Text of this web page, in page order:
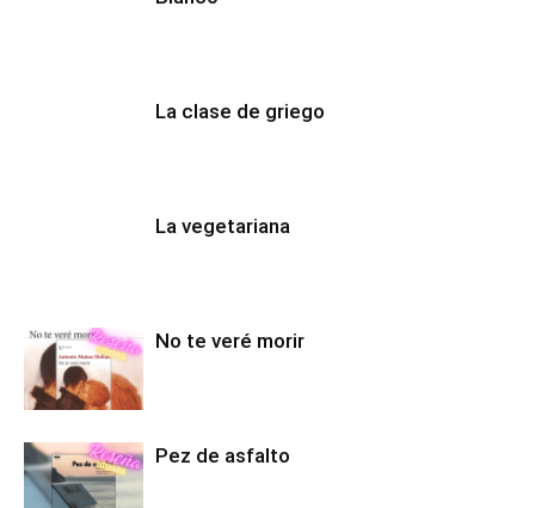
La clase de griego
La vegetariana
No te veré morir
Pez de asfalto